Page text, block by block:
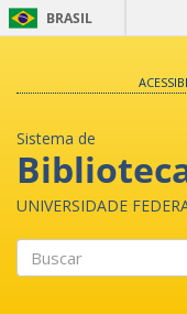
BRASIL
Sistema de
UNIVERSIDADE